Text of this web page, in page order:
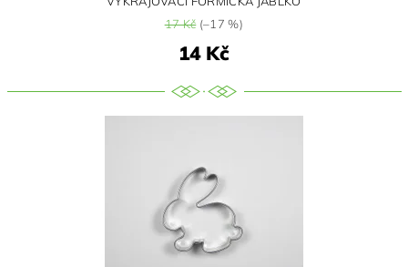
17 Kč(–17 %)
14 Kč